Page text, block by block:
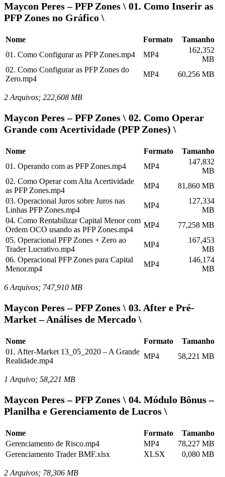
Maycon Peres – PFP Zones \ 01. Como Inserir as
PFP Zones no Gráfico \
Nome Formato
Tamanho
01. Como Configurar as PFP Zones.mp4
MP4
162,352
MB
02. Como Configurar as PFP Zones do
Zero.mp4
MP4 60,256 MB
2 Arquivos; 222,608 MB
Maycon Peres – PFP Zones \ 02. Como Operar
Grande com Acertividade (PFP Zones) \
Nome Formato
Tamanho
01. Operando com as PFP Zones.mp4
MP4
147,832
MB
02. Como Operar com Alta Acertividade
as PFP Zones.mp4
MP4
81,860 MB
03. Operacional Juros sobre Juros nas
Linhas PFP Zones.mp4
MP4
127,334
MB
04. Como Rentabilizar Capital Menor com
Ordem OCO usando as PFP Zones.mp4
MP4
77,258 MB
05. Operacional PFP Zones + Zero ao
Trader Lucrativo.mp4
MP4
167,453
MB
06. Operacional PFP Zones para Capital
Menor.mp4
MP4
146,174
MB
6 Arquivos; 747,910 MB
Maycon Peres – PFP Zones \ 03. After e Pré-
Market – Análises de Mercado \
Nome Formato
Tamanho
01. After-Market 13_05_2020 – A Grande
Realidade.mp4
MP4 58,221 MB
1 Arquivo; 58,221 MB
Maycon Peres – PFP Zones \ 04. Módulo Bônus –
Planilha e Gerenciamento de Lucros \
Nome Formato
Tamanho
Gerenciamento de Risco.mp4
MP4
78,227 MB
Gerenciamento Trader BMF.xlsx
XLSX 0,080 MB
2 Arquivos; 78,306 MB